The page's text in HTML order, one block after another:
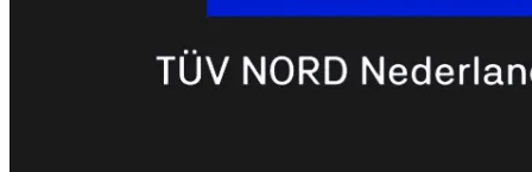
FortiGate
Wi-
Fi